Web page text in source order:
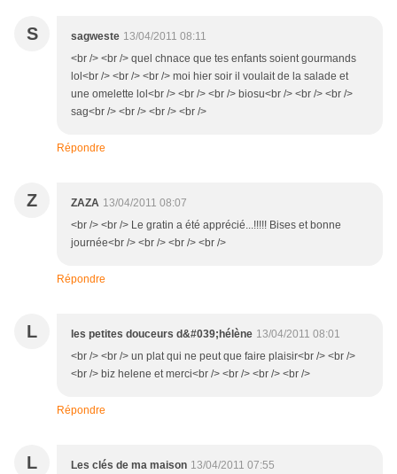
S sagweste 13/04/2011 08:11
<br /> <br /> quel chnace que tes enfants soient gourmands
lol<br /> <br /> <br /> moi hier soir il voulait de la salade et
une omelette lol<br /> <br /> <br /> biosu<br /> <br /> <br />
sag<br /> <br /> <br /> <br />
Répondre
Z ZAZA 13/04/2011 08:07
<br /> <br /> Le gratin a été apprécié...!!!!! Bises et bonne
journée<br /> <br /> <br /> <br />
Répondre
L les petites douceurs d&#039;hélène 13/04/2011 08:01
<br /> <br /> un plat qui ne peut que faire plaisir<br /> <br />
<br /> biz helene et merci<br /> <br /> <br /> <br />
Répondre
L Les clés de ma maison 13/04/2011 07:55